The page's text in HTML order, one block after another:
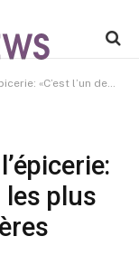
les plus importants des dernières années»
les plus